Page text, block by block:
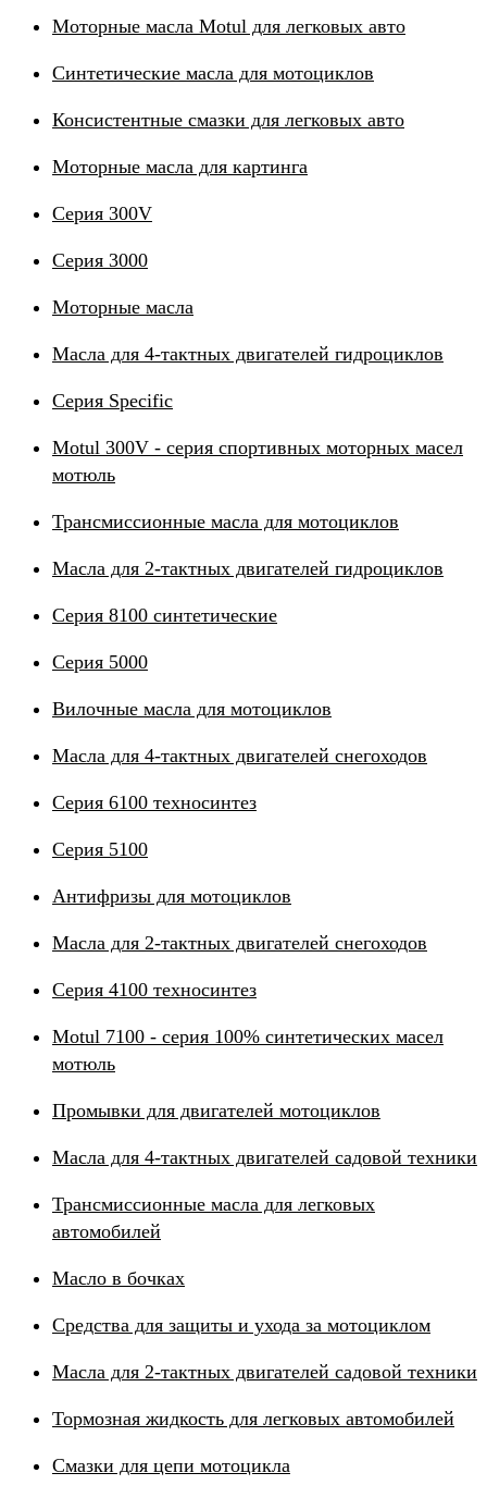
Моторные масла Motul для легковых авто
Синтетические масла для мотоциклов
Консистентные смазки для легковых авто
Моторные масла для картинга
Серия 300V
Серия 3000
Моторные масла
Масла для 4-тактных двигателей гидроциклов
Серия Specific
Motul 300V - серия спортивных моторных масел
мотюль
Трансмиссионные масла для мотоциклов
Масла для 2-тактных двигателей гидроциклов
Серия 8100 синтетические
Серия 5000
Вилочные масла для мотоциклов
Масла для 4-тактных двигателей снегоходов
Серия 6100 техносинтез
Серия 5100
Антифризы для мотоциклов
Масла для 2-тактных двигателей снегоходов
Серия 4100 техносинтез
Motul 7100 - серия 100% синтетических масел
мотюль
Промывки для двигателей мотоциклов
Масла для 4-тактных двигателей садовой техники
Трансмиссионные масла для легковых
автомобилей
Масло в бочках
Средства для защиты и ухода за мотоциклом
Масла для 2-тактных двигателей садовой техники
Тормозная жидкость для легковых автомобилей
Смазки для цепи мотоцикла